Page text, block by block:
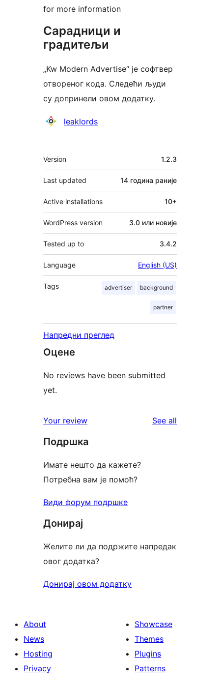
for more information
Сарадници и
градитељи
„Kw Modern Advertise“ је софтвер
отвореног кода. Следећи људи
су допринели овом додатку.
Сарадници
leaklords
Мета
Version 1.2.3
Last updated 14 година раније
Active installations 10+
WordPress version 3.0 или новије
Tested up to 3.4.2
Language English (US)
Tags advertiser background
partner
Напредни преглед
Оцене
No reviews have been submitted
yet.
Your review See all
Подршка
Имате нешто да кажете?
Потребна вам је помоћ?
Види форум подршке
Донирај
Желите ли да подржите напредак
овог додатка?
Донирај овом додатку
About
News
Hosting
Privacy
Showcase
Themes
Plugins
Patterns